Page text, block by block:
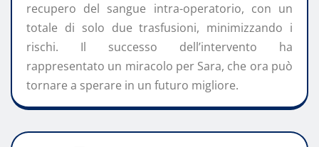
recupero del sangue intra-operatorio, con un
totale di solo due trasfusioni, minimizzando i
rischi. Il successo dell’intervento ha
rappresentato un miracolo per Sara, che ora può
tornare a sperare in un futuro migliore.